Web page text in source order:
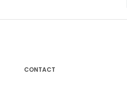
CONTACT